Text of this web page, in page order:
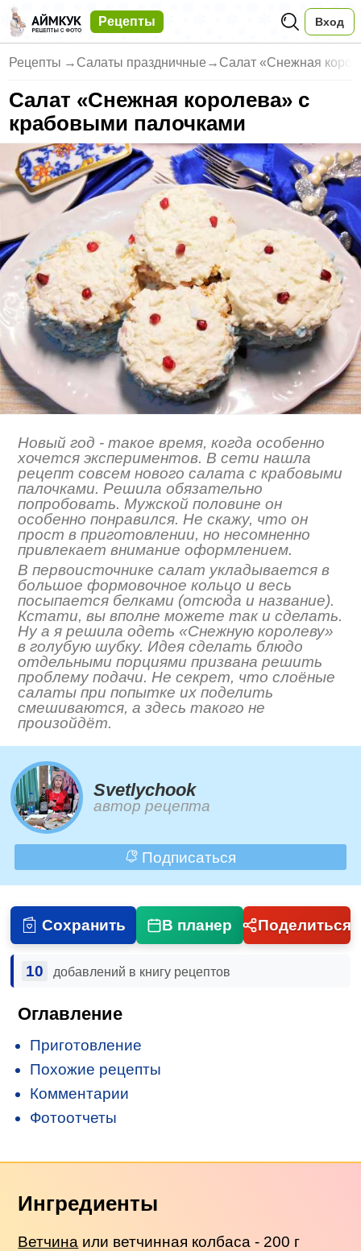
Рецепты Вход
Рецепты → Салаты праздничные → Салат «Снежная
Салат «Снежная королева» с
крабовыми палочками
Новый год - такое время, когда особенно
хочется экспериментов. В сети нашла
рецепт совсем нового салата с крабовыми
палочками. Решила обязательно
попробовать. Мужской половине он
особенно понравился. Не скажу, что он
прост в приготовлении, но несомненно
привлекает внимание оформлением.
В первоисточнике салат укладывается в
большое формовочное кольцо и весь
посыпается белками (отсюда и название).
Кстати, вы вполне можете так и сделать.
Ну а я решила одеть «Снежную королеву»
в голубую шубку. Идея сделать блюдо
отдельными порциями призвана решить
проблему подачи. Не секрет, что слоёные
салаты при попытке их поделить
смешиваются, а здесь такого не
произойдёт.
Svetlychook
автор рецепта
Подписаться
Сохранить В планер Поделиться
10 добавлений в книгу рецептов
Оглавление
Приготовление
Похожие рецепты
Комментарии
Фотоотчеты
Ингредиенты
Ветчина или ветчинная колбаса - 200 г